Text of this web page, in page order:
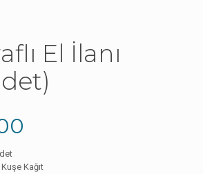
El İlanı
Kağıt